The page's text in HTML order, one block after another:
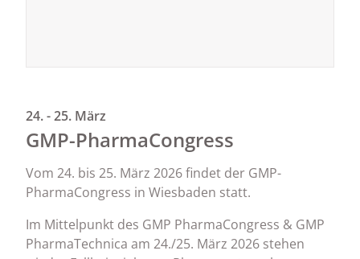
24. - 25. März
GMP-PharmaCongress
Vom 24. bis 25. März 2026 findet der GMP-
PharmaCongress in Wiesbaden statt.
Im Mittelpunkt des GMP PharmaCongress & GMP
PharmaTechnica am 24./25. März 2026 stehen